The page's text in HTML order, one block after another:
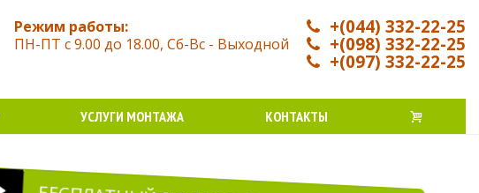
+(044) 332-22-25
+(098) 332-22-25
+(097) 332-22-25
Режим работы:
ПН-ПТ с 9.00 до 18.00, Сб-Вс - Выходной
УСЛУГИ МОНТАЖА КОНТАКТЫ